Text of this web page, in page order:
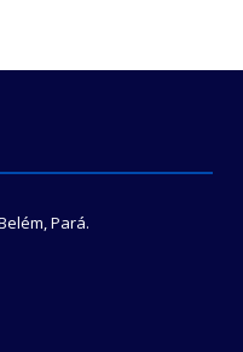
Pará.